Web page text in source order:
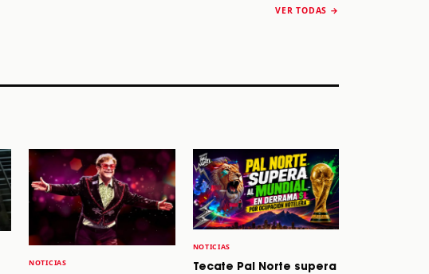
VER TODAS →
NOTICIAS
NOTICIAS
Tecate Pal Norte supera